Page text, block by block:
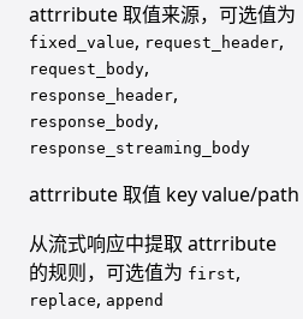
attrribute 取值来源，可选值为
fixed_value, request_header,
request_body,
response_header,
response_body,
response_streaming_body
attrribute 取值 key value/path
从流式响应中提取 attrribute
的规则，可选值为 first,
replace, append